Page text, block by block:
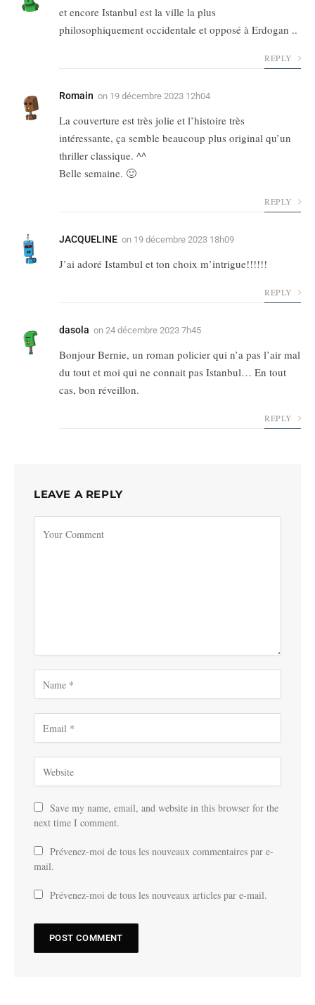
et encore Istanbul est la ville la plus
philosophiquement occidentale et opposé à Erdogan ..
REPLY
Romain on 19 décembre 2023 12h04
La couverture est très jolie et l’histoire très
intéressante, ça semble beaucoup plus original qu’un
thriller classique. ^^
Belle semaine. 🙂
REPLY
JACQUELINE on 19 décembre 2023 18h09
J’ai adoré Istambul et ton choix m’intrigue!!!!!!
REPLY
dasola on 24 décembre 2023 7h45
Bonjour Bernie, un roman policier qui n’a pas l’air mal
du tout et moi qui ne connait pas Istanbul… En tout
cas, bon réveillon.
REPLY
LEAVE A REPLY
Save my name, email, and website in this browser for the
next time I comment.
Prévenez-moi de tous les nouveaux commentaires par e-
mail.
Prévenez-moi de tous les nouveaux articles par e-mail.